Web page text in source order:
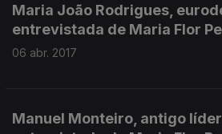
Maria João Rodrigues,
entrevistada de Maria Flor
06 abr. 2017
Manuel Monteiro, antigo líder